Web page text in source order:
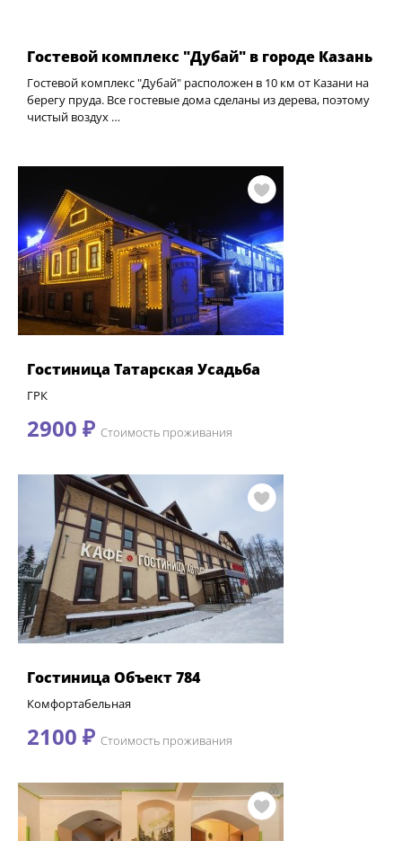
Гостевой комплекс "Дубай" в городе Казань
Гостевой комплекс "Дубай" расположен в 10 км от Казани на
берегу пруда. Все гостевые дома сделаны из дерева, поэтому
чистый воздух …
Гостиница Татарская Усадьба
ГРК
2900 ₽ Стоимость проживания
Гостиница Объект 784
Комфортабельная
2100 ₽ Стоимость проживания